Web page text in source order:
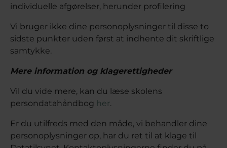
individuelle afgørelser, herunder profilering
Vi bruger ikke dine personoplysninger til disse to
sidste punkter uden først at indhente dit skriftlige
samtykke.
Mere information og klagerettigheder
Vil du vide mere, kan du læse skolens
persondatahåndbog her.
Er du utilfreds med den måde, vi behandler dine
personoplysninger op, har du ret til at klage til